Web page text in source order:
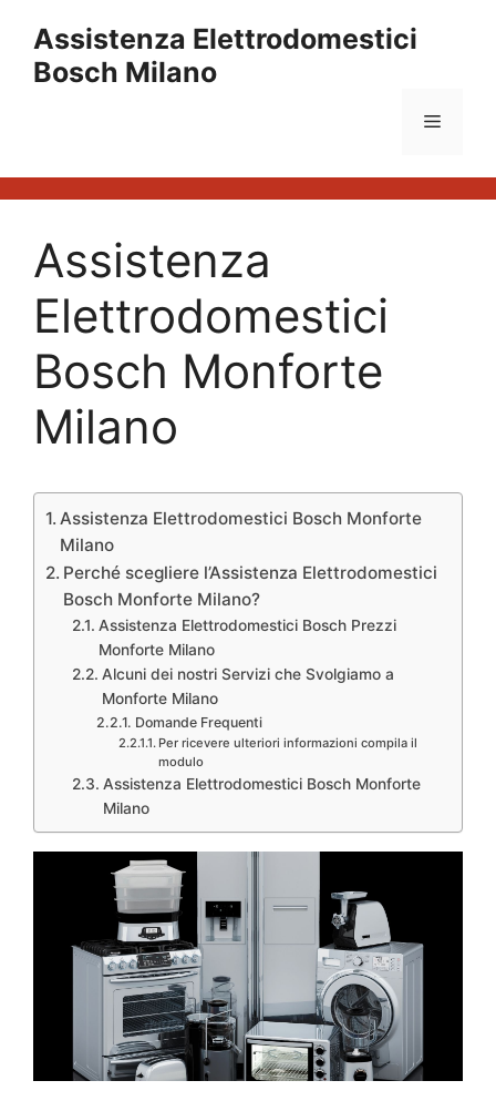
contenuto
Assistenza Elettrodomestici
Bosch Milano
Menu
Assistenza
Elettrodomestici
Bosch Monforte
Milano
Assistenza Elettrodomestici Bosch Monforte
Milano
Perché scegliere l’Assistenza Elettrodomestici
Bosch Monforte Milano?
Assistenza Elettrodomestici Bosch Prezzi
Monforte Milano
Alcuni dei nostri Servizi che Svolgiamo a
Monforte Milano
Domande Frequenti
Per ricevere ulteriori informazioni compila il
modulo
Assistenza Elettrodomestici Bosch Monforte
Milano